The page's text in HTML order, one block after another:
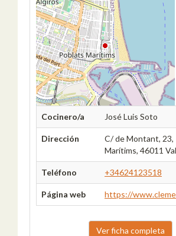
Cocinero/a José Luis Soto
Dirección
C/ de Montant, 23,
Marítims, 46011
Teléfono +34624123518
Página web https://
Ver ficha completa